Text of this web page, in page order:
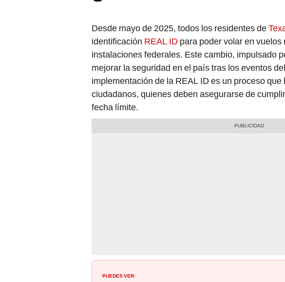
Desde mayo de 2025, todos los residentes de
identificación REAL ID para poder volar en
instalaciones federales. Este cambio, impulsado
mejorar la seguridad en el país tras los eventos
implementación de la REAL ID es un proceso
ciudadanos, quienes deben asegurarse de
fecha límite.
PUEDES VER: